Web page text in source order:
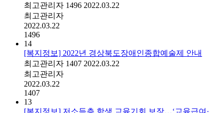
최고관리자 1496 2022.03.22
최고관리자
2022.03.22
1496
14
[복지정보] 2022년 경상북도장애인종합예술제 안내
최고관리자 1407 2022.03.22
최고관리자
2022.03.22
1407
13
[복지정보] 저소득층 학생 교육기회 보장…‘교육급여·